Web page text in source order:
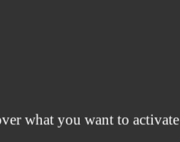
what you want to activate